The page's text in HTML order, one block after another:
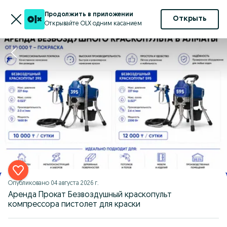
Продолжить в приложении
Открывайте OLX одним касанием
Открыть
Опубликовано 04 августа 2026 г.
Аренда Прокат Безвоздушный краскопульт
компрессора пистолет для краски